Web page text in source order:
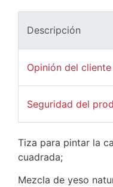
Descripción
Opinión del cliente
Seguridad del
Tiza para pintar la
cuadrada;
Mezcla de yeso